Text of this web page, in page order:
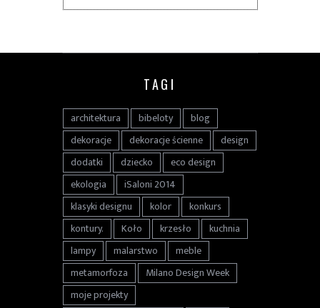
TAGI
architektura bibeloty
blog
dekoracje
dekoracje ścienne
design
dodatki
dziecko
eco design
ekologia
iSaloni 2014
klasyki designu
kolor
konkurs
kontury.
Koło krzesło
kuchnia
lampy
malarstwo
meble
metamorfoza
Milano Design Week
moje projekty